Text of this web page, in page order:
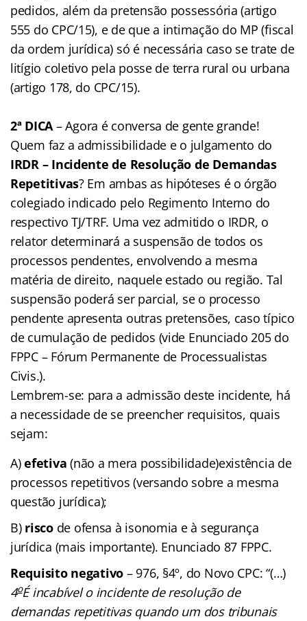
pedidos, além da pretensão possessória (artigo
555 do CPC/15), e de que a intimação do MP (fiscal
da ordem jurídica) só é necessária caso se trate de
litígio coletivo pela posse de terra rural ou urbana
(artigo 178, do CPC/15).
2ª DICA– Agora é conversa de gente grande!
Quem faz a admissibilidade e o julgamento do
IRDR – Incidente de Resolução de Demandas
Repetitivas? Em ambas as hipóteses é o órgão
colegiado indicado pelo Regimento Interno do
respectivo TJ/TRF. Uma vez admitido o IRDR, o
relator determinará a suspensão de todos os
processos pendentes, envolvendo a mesma
matéria de direito, naquele estado ou região. Tal
suspensão poderá ser parcial, se o processo
pendente apresenta outras pretensões, caso típico
de cumulação de pedidos (vide Enunciado 205 do
FPPC – Fórum Permanente de Processualistas
Civis.).
Lembrem-se: para a admissão deste incidente, há
a necessidade de se preencher requisitos, quais
sejam:
A)efetiva (não a mera possibilidade)existência de
processos repetitivos (versando sobre a mesma
questão jurídica);
B)riscode ofensa à isonomia e à segurança
jurídica (mais importante). Enunciado 87 FPPC.
Requisito negativo – 976, §4º, do Novo CPC: “(…)
4oÉ incabível o incidente de resolução de
demandas repetitivas quando um dos tribunais